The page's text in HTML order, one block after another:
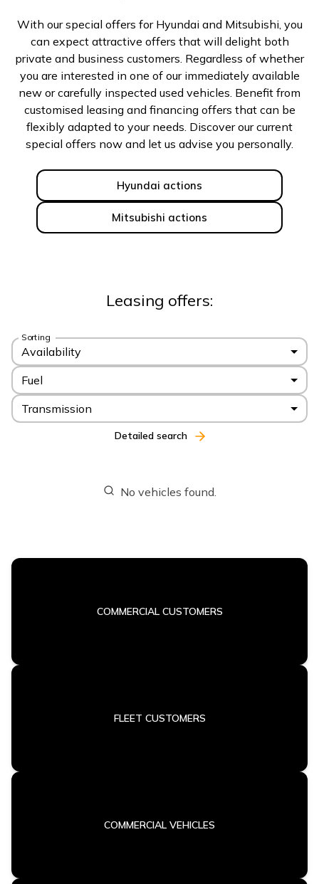
With our special offers for Hyundai and Mitsubishi, you
can expect attractive offers that will delight both
private and business customers. Regardless of whether
you are interested in one of our immediately available
new or carefully inspected used vehicles. Benefit from
customised leasing and financing offers that can be
flexibly adapted to your needs. Discover our current
special offers now and let us advise you personally.
Hyundai actions
Mitsubishi actions
Leasing offers:
Sorting
Availability
Fuel
Transmission
Detailed search
No vehicles found.
COMMERCIAL CUSTOMERS
FLEET CUSTOMERS
COMMERCIAL VEHICLES